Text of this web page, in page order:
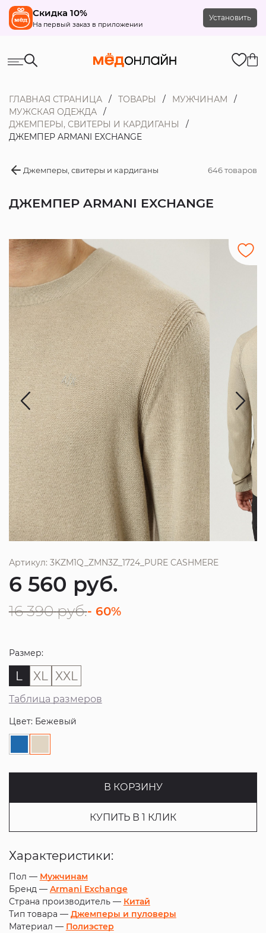
Скидка 10%
На первый заказ в приложении
Установить
ГЛАВНАЯ СТРАНИЦА ТОВАРЫ
МУЖЧИНАМ
МУЖСКАЯ ОДЕЖДА
ДЖЕМПЕРЫ, СВИТЕРЫ И КАРДИГАНЫ
ДЖЕМПЕР ARMANI EXCHANGE
Джемперы, свитеры и кардиганы 646 товаров
ДЖЕМПЕР ARMANI EXCHANGE
Артикул: 3KZM1Q_ZMN3Z_1724_PURE CASHMERE
6 560 руб.
16 390 руб.- 60%
Размер:
L XL XXL
Таблица размеров
Цвет: Бежевый
В КОРЗИНУ
КУПИТЬ В 1 КЛИК
Характеристики:
Пол — Мужчинам
Бренд — Armani Exchange
Страна производитель — Китай
Тип товара — Джемперы и пуловеры
Материал — Полиэстер